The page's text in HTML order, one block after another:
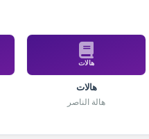
هالات
هالات
هالة الناصر